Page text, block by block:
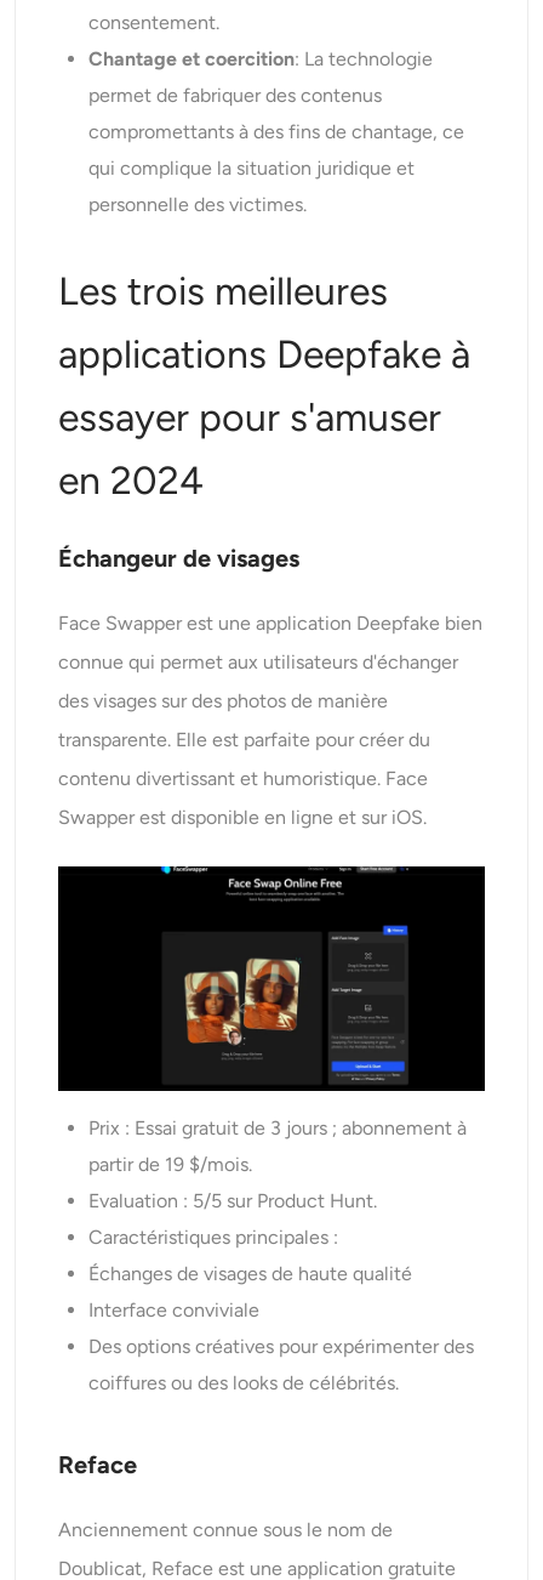
consentement.
Chantage et coercition: La technologie
permet de fabriquer des contenus
compromettants à des fins de chantage, ce
qui complique la situation juridique et
personnelle des victimes.
Les trois meilleures
applications Deepfake à
essayer pour s'amuser
en 2024
Échangeur de visages
Face Swapper est une application Deepfake bien
connue qui permet aux utilisateurs d'échanger
des visages sur des photos de manière
transparente. Elle est parfaite pour créer du
contenu divertissant et humoristique. Face
Swapper est disponible en ligne et sur iOS.
Prix : Essai gratuit de 3 jours ; abonnement à
partir de 19 $/mois.
Evaluation : 5/5 sur Product Hunt.
Caractéristiques principales :
Échanges de visages de haute qualité
Interface conviviale
Des options créatives pour expérimenter des
coiffures ou des looks de célébrités.
Reface
Anciennement connue sous le nom de
Doublicat, Reface est une application gratuite